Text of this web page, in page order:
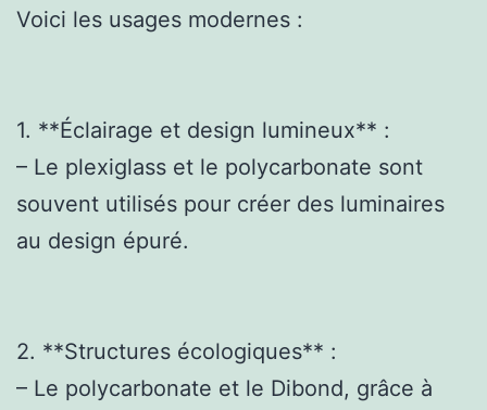
Voici les usages modernes :
1. **Éclairage et design lumineux** :
– Le plexiglass et le polycarbonate sont
souvent utilisés pour créer des luminaires
au design épuré.
2. **Structures écologiques** :
– Le polycarbonate et le Dibond, grâce à